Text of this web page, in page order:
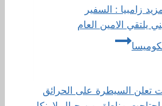
زامبيا : السفير
يلتقي الامين العام